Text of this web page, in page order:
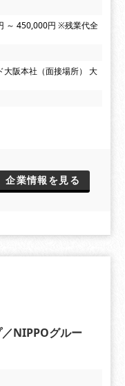
～ 450,000円 ※残業代全
大阪本社（面接場所） 大
企業情報を見る
NIPPOグルー